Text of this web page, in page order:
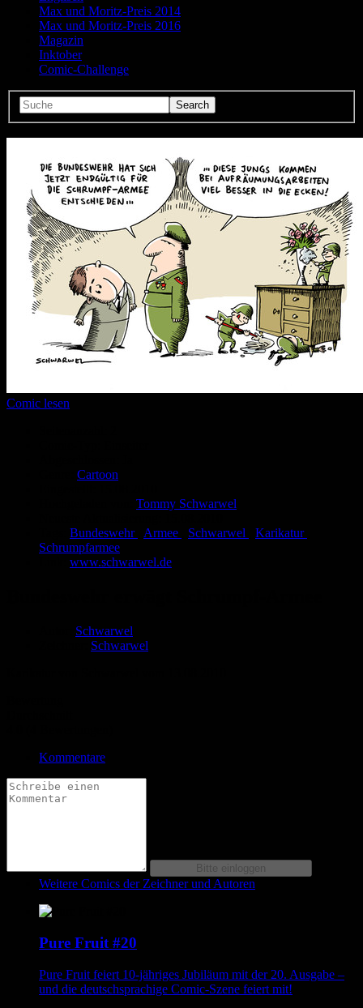
Max und Moritz-Preis 2014
Max und Moritz-Preis 2016
Magazin
Inktober
Comic-Challenge
Comic lesen
Cartoon
Tommy Schwarwel
Bundeswehr Armee Schwarwel Karikatur
Schrumpfarmee
www.schwarwel.de
Schwarwel
Schwarwel
Kommentare
Weitere Comics der Zeichner und Autoren
Pure Fruit #20
Pure Fruit feiert 10-jähriges Jubiläum mit der 20. Ausgabe –
und die deutschsprachige Comic-Szene feiert mit!